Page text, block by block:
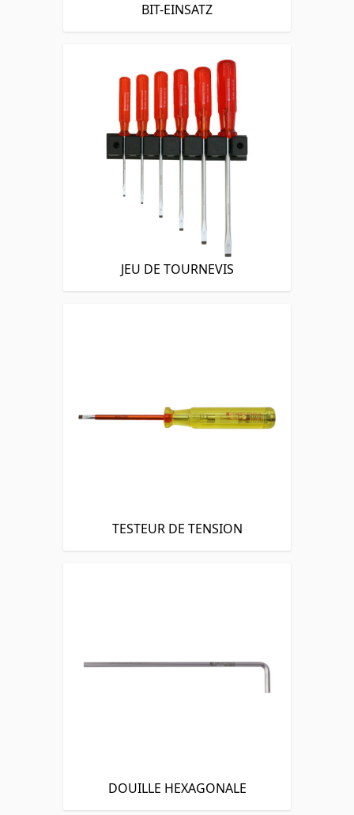
BIT-EINSATZ
JEU DE TOURNEVIS
TESTEUR DE TENSION
DOUILLE HEXAGONALE